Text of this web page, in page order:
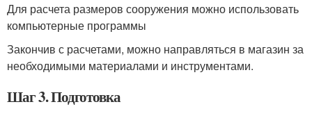
Для расчета размеров сооружения можно использовать
компьютерные программы
Закончив с расчетами, можно направляться в магазин за
необходимыми материалами и инструментами.
Шаг 3. Подготовка